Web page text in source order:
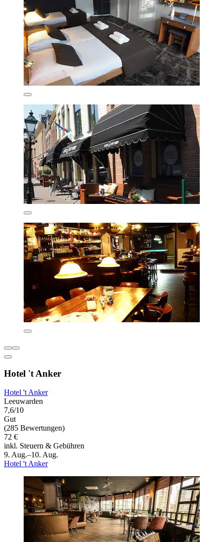
Hotel 't Anker
Hotel 't Anker
Leeuwarden
7,6/10
Gut
(285 Bewertungen)
72 €
inkl. Steuern & Gebühren
9. Aug.–10. Aug.
Hotel 't Anker